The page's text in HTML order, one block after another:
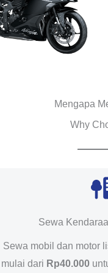
Mengapa
Why
Sewa
Sewa mobil dan motor
mulai dari Rp40.000